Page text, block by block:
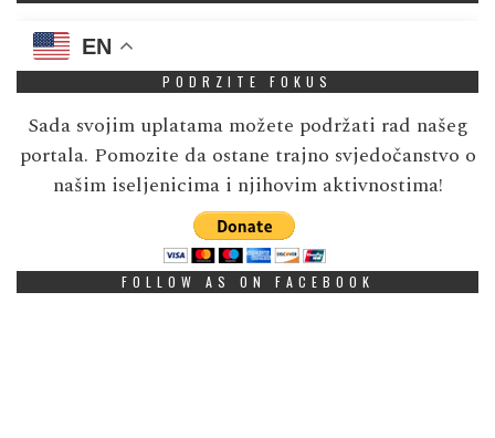
EN
PODRZITE FOKUS
Sada svojim uplatama možete podržati rad našeg
portala. Pomozite da ostane trajno svjedočanstvo o
našim iseljenicima i njihovim aktivnostima!
FOLLOW AS ON FACEBOOK